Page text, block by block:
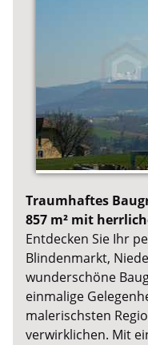
Traumhaftes
857 m² mit
Entdecken Sie Ihr
Blindenmarkt,
wunderschöne
einmalige
malerischsten
verwirklichen. Mit